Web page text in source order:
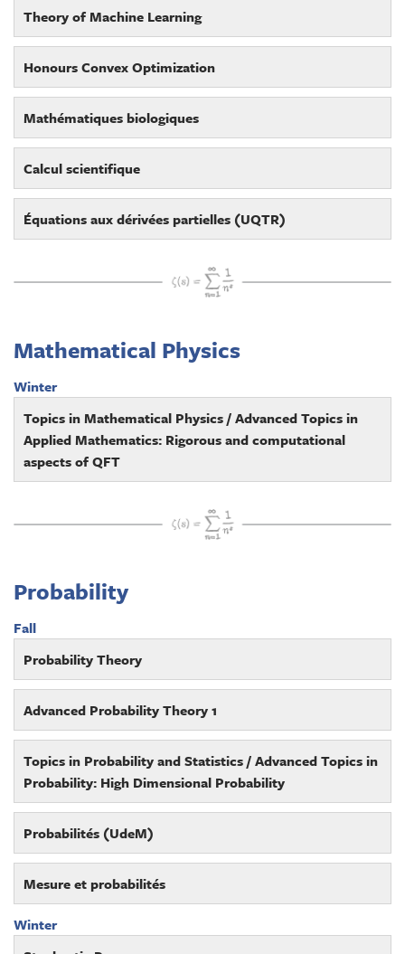
Theory of Machine Learning
Honours Convex Optimization
Mathématiques biologiques
Calcul scientifique
Équations aux dérivées partielles (UQTR)
Mathematical Physics
Winter
Topics in Mathematical Physics / Advanced Topics in
Applied Mathematics: Rigorous and computational
aspects of QFT
Probability
Fall
Probability Theory
Advanced Probability Theory 1
Topics in Probability and Statistics / Advanced Topics in
Probability: High Dimensional Probability
Probabilités (UdeM)
Mesure et probabilités
Winter